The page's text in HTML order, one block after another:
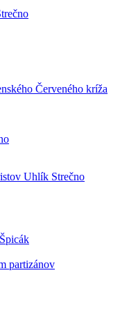
Červeného kríža
Uhlík Strečno
partizánov